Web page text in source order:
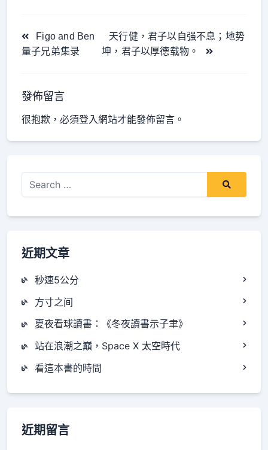
<span
class="nav-
reader-
Figo and Ben
量子兄弟集录
天行健，君子以自强不息；地势
坤，君子以厚德载物。
發佈留言
很抱歉，必須登入網站才能發佈留言。
Search
for:
近期文章
秒速5公分
方寸之间
夏夜看球讀書：《冬夜讀書示子聿》
站在浪潮之巔，Space X 太空時代
看這本書的時間
近期留言